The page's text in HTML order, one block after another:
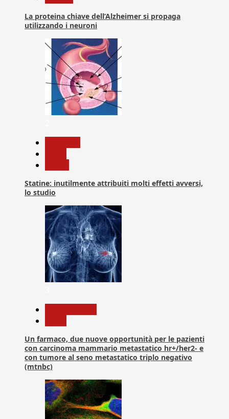
La proteina chiave dell’Alzheimer si propaga
utilizzando i neuroni
Statine: inutilmente attribuiti molti effetti avversi,
lo studio
Un farmaco, due nuove opportunità per le pazienti
con carcinoma mammario metastatico hr+/her2- e
con tumore al seno metastatico triplo negativo
(mtnbc)